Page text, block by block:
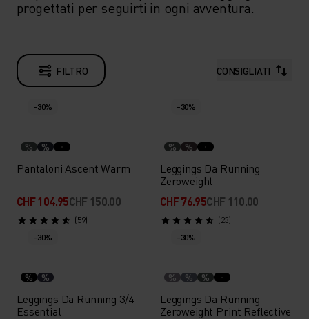
progettati per seguirti in ogni avventura.
FILTRO CONSIGLIATI
-30%
% %
Pantaloni Ascent Warm
CHF 104.95CHF 150.00
(59)
-30%
% %
Leggings Da Running
Zeroweight
CHF 76.95CHF 110.00
(23)
-30%
% %
Leggings Da Running 3/4
Essential
-30%
% % %
Leggings Da Running
Zeroweight Print Reflective